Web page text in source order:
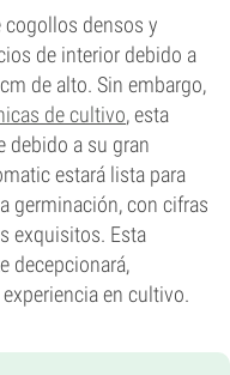
cogollos densos y
de interior debido a
de alto. Sin embargo,
de cultivo, esta
debido a su gran
estará lista para
germinación, con cifras
exquisitos. Esta
decepcionará,
en cultivo.